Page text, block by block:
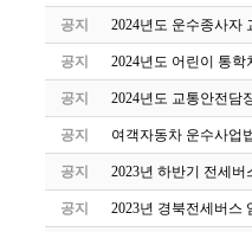
공지 2024년도 운수종사자
공지 2024년도 어린이 통
공지 2024년도 교통안전담
공지 여객자동차 운수사업
공지 2023년 하반기 전세
공지 2023년 경북전세버스